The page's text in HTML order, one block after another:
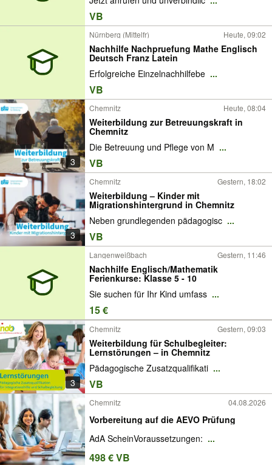
VB
Nürnberg (Mittelfr) Heute, 09:02
Nachhilfe Nachpruefung Mathe Englisch
Deutsch Franz Latein
Erfolgreiche Einzelnachhilfebe ...
VB
3
Chemnitz Heute, 08:04
Weiterbildung zur Betreuungskraft in
Chemnitz
Die Betreuung und Pflege von M ...
VB
3
Chemnitz Gestern, 18:02
Weiterbildung – Kinder mit
Migrationshintergrund in Chemnitz
Neben grundlegenden pädagogisc ...
VB
Langenweißbach Gestern, 11:46
Nachhilfe Englisch/Mathematik
Ferienkurse: Klasse 5 - 10
Sie suchen für Ihr Kind umfass ...
15 €
3
Chemnitz Gestern, 09:03
Weiterbildung für Schulbegleiter:
Lernstörungen – in Chemnitz
Pädagogische Zusatzqualifikati ...
VB
Chemnitz 04.08.2026
Vorbereitung auf die AEVO Prüfung
AdA ScheinVoraussetzungen: ...
498 € VB